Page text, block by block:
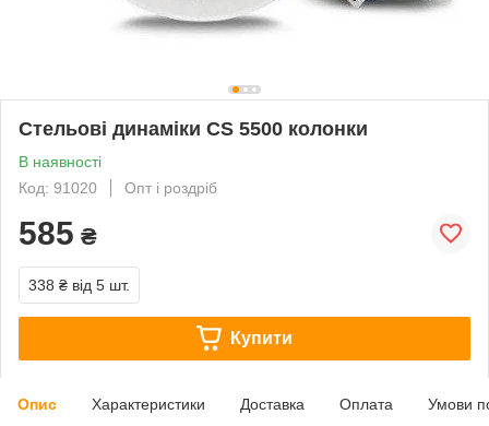
Стельові динаміки CS 5500 колонки
В наявності
Код: 91020
Опт і роздріб
585 ₴
338 ₴ від 5 шт.
Купити
Опис Характеристики Доставка Оплата Умови